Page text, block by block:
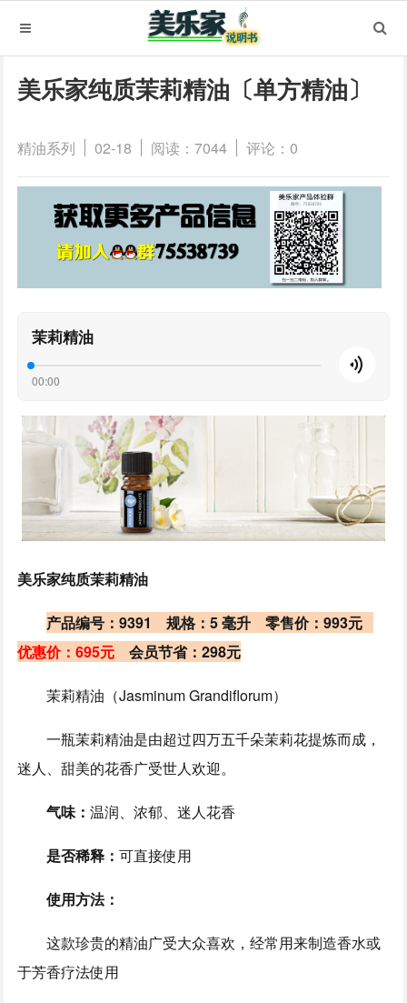
美乐家纯质茉莉精油〔单方精油〕
精油系列 02-18 阅读：7044 评论：0
茉莉精油
00:00
美乐家纯质茉莉精油
产品编号：9391 规格：5 毫升 零售价：993元
优惠价：695元 会员节省：298元
茉莉精油（Jasminum Grandiflorum）
一瓶茉莉精油是由超过四万五千朵茉莉花提炼而成，
迷人、甜美的花香广受世人欢迎。
气味：温润、浓郁、迷人花香
是否稀释：可直接使用
使用方法：
这款珍贵的精油广受大众喜欢，经常用来制造香水或
于芳香疗法使用